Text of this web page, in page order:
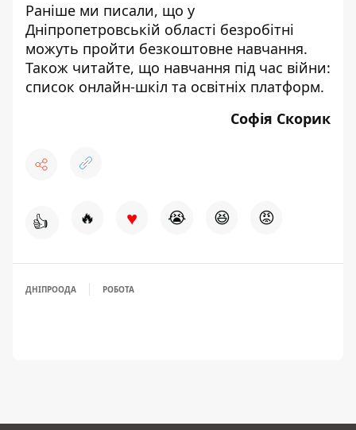
Раніше ми писали, що у
Дніпропетровській області безробітні
можуть пройти безкоштовне навчання.
Також читайте, що навчання під час війни:
список онлайн-шкіл та освітніх платформ.
Софія Скорик
👍 🔥 ♥ 😭 😆 😡
ДНІПРООДА РОБОТА